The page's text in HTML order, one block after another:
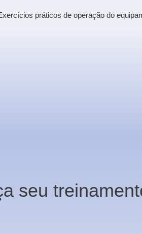
práticos de operação do
seu